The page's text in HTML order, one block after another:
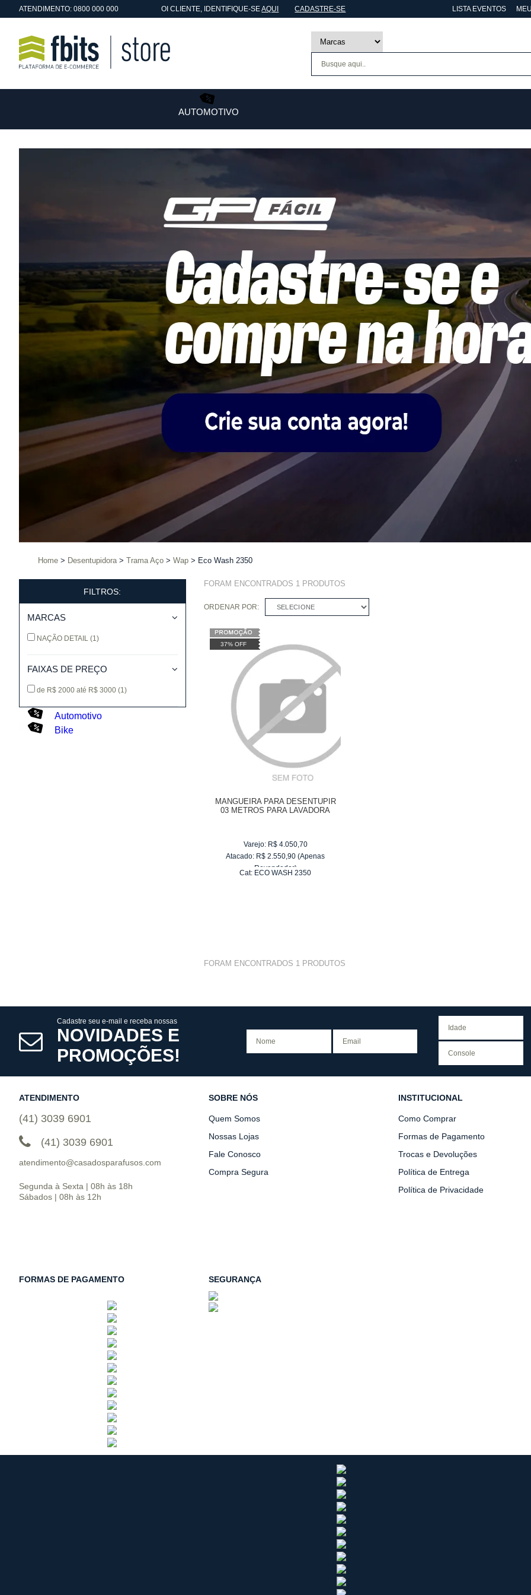
ATENDIMENTO: 0800 000 000 OICLIENTE, IDENTIFIQUE-SEAQUI CADASTRE-SE LISTA EVENTOS
AUTOMOTIVO
Home Desentupidora Trama Aço Wap Eco Wash 2350
FILTROS:
MARCAS
NAÇÃO DETAIL (1)
FAIXAS DE PREÇO
de R$ 2000 até R$ 3000 (1)
Automotivo
Bike
FORAM ENCONTRADOS 1PRODUTOS
ORDENAR POR: SELECIONE
37% OFF
MANGUEIRA PARA DESENTUPIR
03 METROS PARA LAVADORA
Varejo: R$ 4.050,70
Atacado: R$ 2.550,90 (Apenas
Revendedor)
Cat: ECO WASH 2350
FORAM ENCONTRADOS 1PRODUTOS
Cadastre seu e-mail e receba nossas
NOVIDADES E
PROMOÇÕES!
ATENDIMENTO
(41) 3039 6901
(41) 3039 6901
atendimento@casadosparafusos.com
Segunda à Sexta | 08h às 18h
Sábados | 08h às 12h
SOBRE NÓS
Quem Somos
Nossas Lojas
Fale Conosco
Compra Segura
INSTITUCIONAL
Como Comprar
Formas de Pagamento
Trocas e Devoluções
Política de Entrega
Política de Privacidade
FORMAS DE PAGAMENTO SEGURANÇA